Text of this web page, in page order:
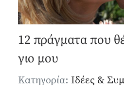
12 πράγματα που
γιο μου
Λεπτομέρειες
Κατηγορία: Ιδέες &